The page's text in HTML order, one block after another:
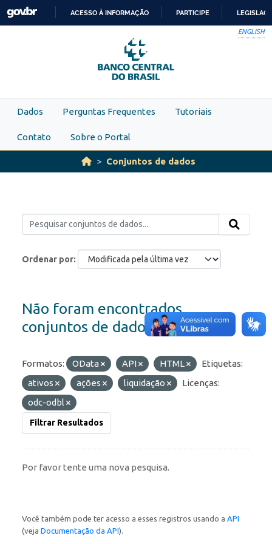
Skip to main content
PARA
O
CONTEÚDO
ACESSO À INFORMAÇÃO PARTICIPE
ENGLISH
Dados Perguntas Frequentes Tutoriais
Contato Sobre o Portal
Conjuntos de dados
Ordenar por
Não foram encontrados
conjuntos de dados
Formatos: OData API HTML
Etiquetas:
ativos
ações liquidação
Licenças:
odc-odbl
Filtrar Resultados
Por favor tente uma nova pesquisa.
Você também pode ter acesso a esses registros usando a API
(veja Documentação da API).